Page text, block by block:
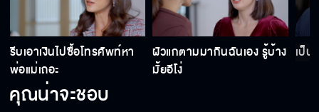
ในตัวเลือกของฉัน ไม่เคยมีผู้หญิงที่ชื่อพิมพ์อัปสร
เจ้าเล่ห์นักนะ
รีบเอาเงินไปซื้อโทรศัพท์หา
พ่อแม่เถอะ
ผัวแกตามมากินฉันเอง รู้บ้าง
มั้ยอีโง่
เป็น
คุณน่าจะชอบ